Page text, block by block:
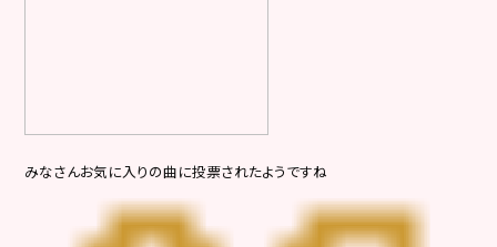
みなさんお気に入りの曲に投票されたようですね